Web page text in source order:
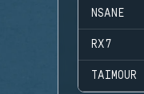
NSANE
RX7
TAIMOUR